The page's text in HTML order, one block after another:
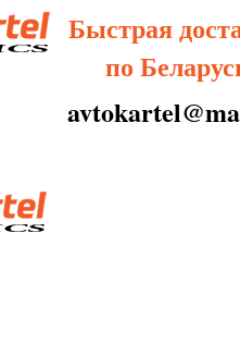
Быстрая
по